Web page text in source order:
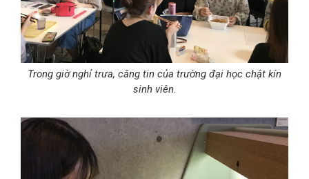
Trong giờ nghỉ trưa, căng tin của trường đại học chật kín
sinh viên.